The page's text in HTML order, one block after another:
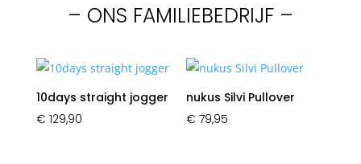
– ONS FAMILIEBEDRIJF –
10days straight jogger
€ 129,90
nukus Silvi Pullover
€ 79,95